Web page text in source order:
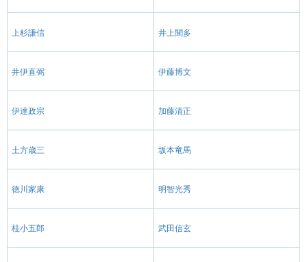
上杉謙信 井上聞多
井伊直弼 伊藤博文
伊達政宗 加藤清正
土方歳三 坂本竜馬
徳川家康 明智光秀
桂小五郎 武田信玄